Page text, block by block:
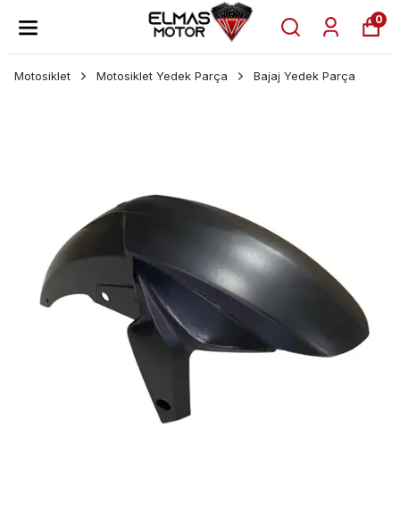
0
Motosiklet Motosiklet Yedek Parça Bajaj Yedek Parça